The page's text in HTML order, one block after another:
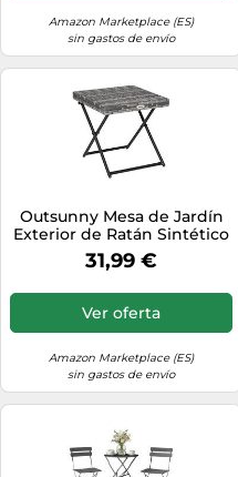
Amazon Marketplace (ES)
sin gastos de envío
Outsunny Mesa de Jardín
Exterior de Ratán Sintético
0,16 ㎡ Plegable Gris
31,99 €
Ver oferta
Amazon Marketplace (ES)
sin gastos de envío